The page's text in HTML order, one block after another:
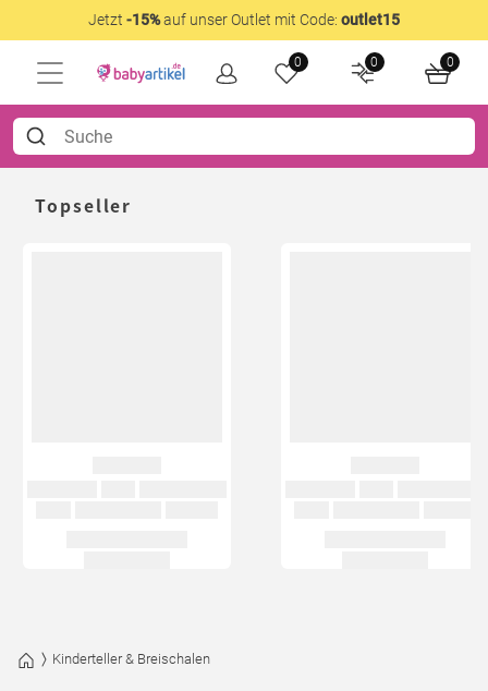
Jetzt -15%auf unser Outlet mit Code: outlet15
0 0 0
Topseller
Kinderteller & Breischalen